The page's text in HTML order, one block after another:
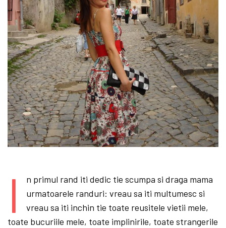
I
n primul rand iti dedic tie scumpa si draga mama
urmatoarele randuri: vreau sa iti multumesc si
vreau sa iti inchin tie toate reusitele vietii mele,
toate bucuriile mele, toate implinirile, toate strangerile